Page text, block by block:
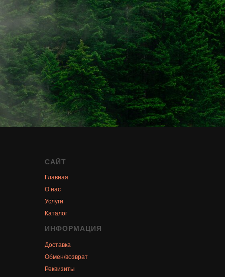
САЙТ
Главная
О нас
Услуги
Каталог
ИНФОРМАЦИЯ
Доставка
Обмен/возврат
Реквизиты